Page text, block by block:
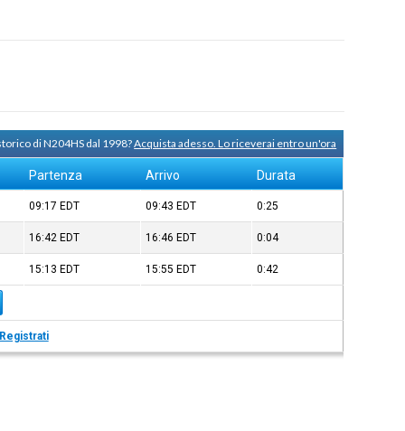
di N204HS dal 1998?Acquista adesso. Lo riceverai entro un'ora
Partenza Arrivo Durata
09:17 EDT 09:43 EDT 0:25
16:42 EDT 16:46 EDT 0:04
15:13 EDT 15:55 EDT 0:42